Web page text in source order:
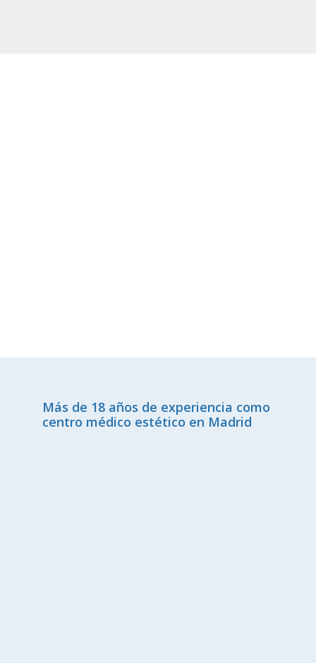
Más de 18 años de experiencia como
centro médico estético en Madrid